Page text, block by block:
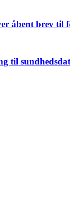
åbent brev til
til